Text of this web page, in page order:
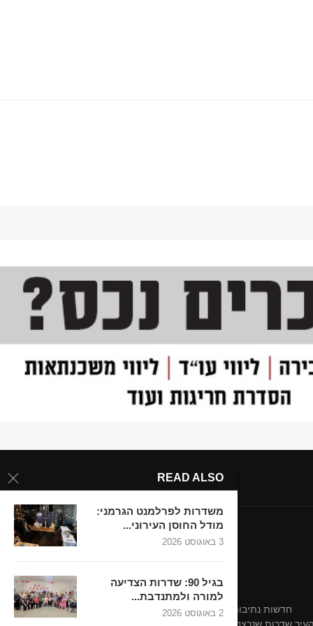
חדשות נתיבות-אופקים
חדשות נתיבות-אופקים
READ ALSO
משדרות לפרלמנט הגרמני:
מודל החוסן העירוני...
3 באוגוסט 2026
בגיל 90: שדרות הצדיעה
למורה ולמתנדבת...
2 באוגוסט 2026